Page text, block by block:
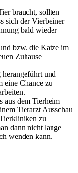
braucht, sollten
sich der Vierbeiner
bald wieder
bzw. die Katze im
Zuhause
herangeführt und
eine Chance zu
aus dem Tierheim
Tierarzt Ausschau
zu
dann nicht lange
wenden kann.